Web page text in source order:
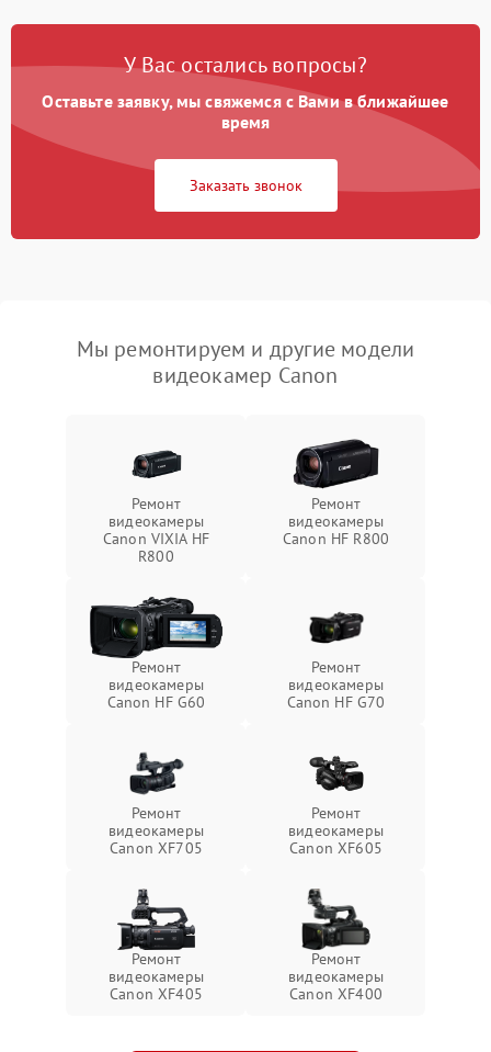
У Вас остались вопросы?
Оставьте заявку, мы свяжемся с Вами в ближайшее
время
Заказать звонок
Мы ремонтируем и другие модели
видеокамер Canon
Ремонт
видеокамеры
Canon VIXIA HF
R800
Ремонт
видеокамеры
Canon HF R800
Ремонт
видеокамеры
Canon HF G60
Ремонт
видеокамеры
Canon HF G70
Ремонт
видеокамеры
Canon XF705
Ремонт
видеокамеры
Canon XF605
Ремонт
видеокамеры
Canon XF405
Ремонт
видеокамеры
Canon XF400